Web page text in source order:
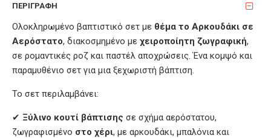
ΠΕΡΙΓΡΑΦΉ
Ολοκληρωμένο βαπτιστικό σετ με θέμα το Αρκουδάκι σε
Αερόστατο, διακοσμημένο με χειροποίητη ζωγραφική,
σε ρομαντικές ροζ και παστέλ αποχρώσεις. Ένα κομψό και
παραμυθένιο σετ για μια ξεχωριστή βάπτιση.
Το σετ περιλαμβάνει:
✔ Ξύλινο κουτί βάπτισης σε σχήμα αερόστατου,
ζωγραφισμένο στο χέρι, με αρκουδάκι, μπαλόνια και